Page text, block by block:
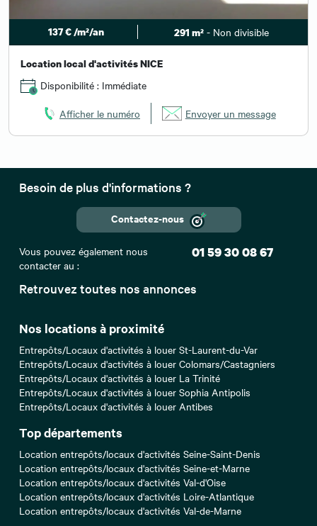
137 € /m²/an 291 m² - Non divisible
Location local d'activités NICE
Disponibilité : Immédiate
Afficher le numéro Envoyer un message
Retrouvez toutes nos annonces
Nos locations à proximité
Entrepôts/Locaux d'activités à louer St-Laurent-du-Var
Entrepôts/Locaux d'activités à louer Colomars/Castagniers
Entrepôts/Locaux d'activités à louer La Trinité
Entrepôts/Locaux d'activités à louer Sophia Antipolis
Entrepôts/Locaux d'activités à louer Antibes
Top départements
Location entrepôts/locaux d'activités Seine-Saint-Denis
Location entrepôts/locaux d'activités Seine-et-Marne
Location entrepôts/locaux d'activités Val-d'Oise
Location entrepôts/locaux d'activités Loire-Atlantique
Location entrepôts/locaux d'activités Val-de-Marne
Besoin de plus d'informations ?
Contactez-nous
Vous pouvez également nous
contacter au :
01 59 30 08 67